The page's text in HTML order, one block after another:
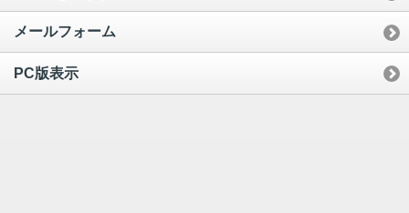
メールフォーム
PC版表示